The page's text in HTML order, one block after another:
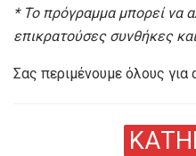
* Το πρόγραμμα μπορεί να
επικρατούσες συνθήκες
Σας περιμένουμε όλους